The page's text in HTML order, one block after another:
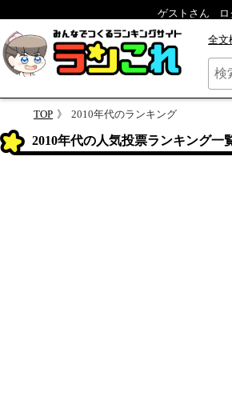
ゲストさん
全文
TOP 2010年代のランキング
2010年代の人気投票ランキング一